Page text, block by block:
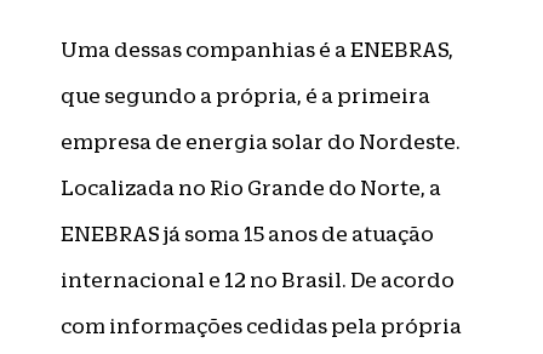
Uma dessas companhias é a ENEBRAS,
que segundo a própria, é a primeira
empresa de energia solar do Nordeste.
Localizada no Rio Grande do Norte, a
ENEBRAS já soma 15 anos de atuação
internacional e 12 no Brasil. De acordo
com informações cedidas pela própria